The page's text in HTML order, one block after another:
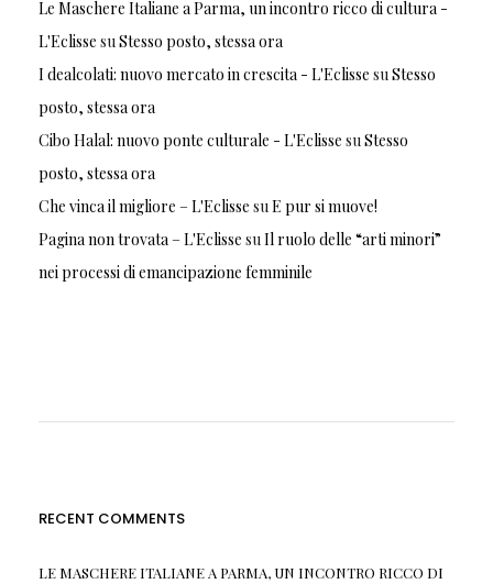
Le Maschere Italiane a Parma, un incontro ricco di cultura -
L'Eclisse suStesso posto, stessa ora
I dealcolati: nuovo mercato in crescita - L'Eclisse suStesso
posto, stessa ora
Cibo Halal: nuovo ponte culturale - L'Eclisse suStesso
posto, stessa ora
Che vinca il migliore – L'Eclisse suE pur si muove!
Pagina non trovata – L'Eclisse suIl ruolo delle “arti minori”
nei processi di emancipazione femminile
RECENT COMMENTS
LE MASCHERE ITALIANE A PARMA, UN INCONTRO RICCO DI